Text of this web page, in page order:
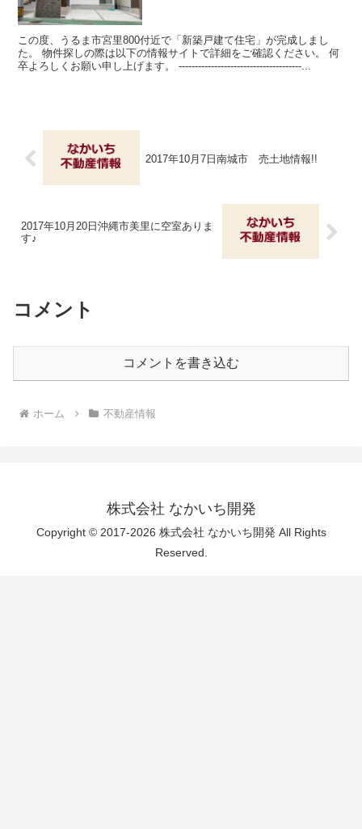
この度、うるま市宮里800付近で「新築戸建て住宅」が完成しまし
た。 物件探しの際は以下の情報サイトで詳細をご確認ください。 何
卒よろしくお願い申し上げます。 --------------------------------------...
2017年10月7日南城市 売土地情報!!
2017年10月20日沖縄市美里に空室ありま
す♪
コメント
コメントを書き込む
ホーム 不動産情報
株式会社 なかいち開発
Copyright © 2017-2026 株式会社 なかいち開発 All Rights
Reserved.